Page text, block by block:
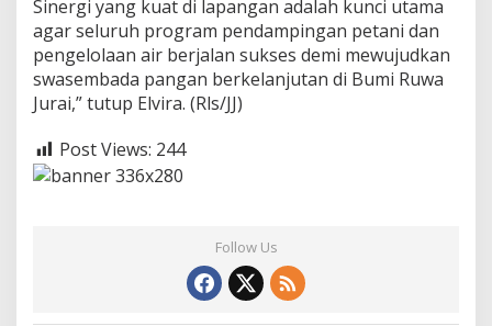
Sinergi yang kuat di lapangan adalah kunci utama
agar seluruh program pendampingan petani dan
pengelolaan air berjalan sukses demi mewujudkan
swasembada pangan berkelanjutan di Bumi Ruwa
Jurai,” tutup Elvira. (Rls/JJ)
Post Views: 244
Follow Us